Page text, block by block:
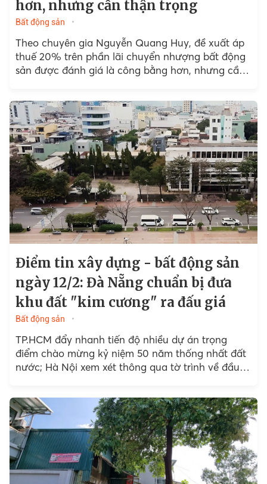
hơn, nhưng cần thận trọng
Bất động sản
Theo chuyên gia Nguyễn Quang Huy, đề xuất áp
thuế 20% trên phần lãi chuyển nhượng bất động
sản được đánh giá là công bằng hơn, nhưng cần
Điểm tin xây dựng - bất động sản
ngày 12/2: Đà Nẵng chuẩn bị đưa
khu đất "kim cương" ra đấu giá
Bất động sản
TP.HCM đẩy nhanh tiến độ nhiều dự án trọng
điểm chào mừng kỷ niệm 50 năm thống nhất đất
nước; Hà Nội xem xét thông qua tờ trình về đầu